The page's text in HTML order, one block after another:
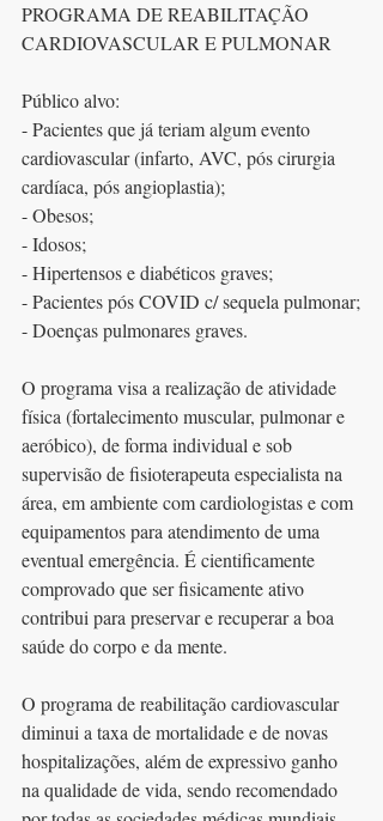
PROGRAMA DE REABILITAÇÃO
CARDIOVASCULAR E PULMONAR
Público alvo:
- Pacientes que já teriam algum evento
cardiovascular (infarto, AVC, pós cirurgia
cardíaca, pós angioplastia);
- Obesos;
- Idosos;
- Hipertensos e diabéticos graves;
- Pacientes pós COVID c/ sequela pulmonar;
- Doenças pulmonares graves.
O programa visa a realização de atividade
física (fortalecimento muscular, pulmonar e
aeróbico), de forma individual e sob
supervisão de fisioterapeuta especialista na
área, em ambiente com cardiologistas e com
equipamentos para atendimento de uma
eventual emergência. É cientificamente
comprovado que ser fisicamente ativo
contribui para preservar e recuperar a boa
saúde do corpo e da mente.
O programa de reabilitação cardiovascular
diminui a taxa de mortalidade e de novas
hospitalizações, além de expressivo ganho
na qualidade de vida, sendo recomendado